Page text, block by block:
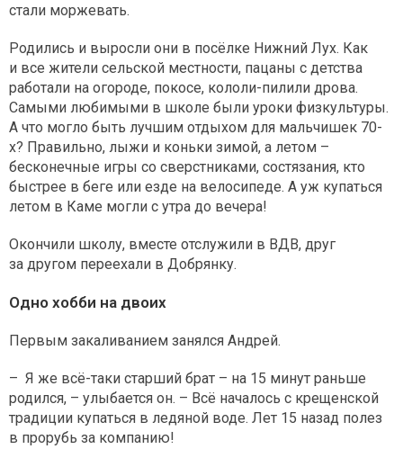
стали моржевать.
Родились и выросли они в посёлке Нижний Лух. Как
и все жители сельской местности, пацаны с детства
работали на огороде, покосе, кололи-пилили дрова.
Самыми любимыми в школе были уроки физкультуры.
А что могло быть лучшим отдыхом для мальчишек 70-
х? Правильно, лыжи и коньки зимой, а летом –
бесконечные игры со сверстниками, состязания, кто
быстрее в беге или езде на велосипеде. А уж купаться
летом в Каме могли с утра до вечера!
Окончили школу, вместе отслужили в ВДВ, друг
за другом переехали в Добрянку.
Одно хобби на двоих
Первым закаливанием занялся Андрей.
– Я же всё-таки старший брат – на 15 минут раньше
родился, – улыбается он. – Всё началось с крещенской
традиции купаться в ледяной воде. Лет 15 назад полез
в прорубь за компанию!